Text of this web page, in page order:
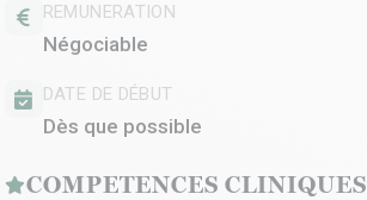
REMUNERATION
Négociable
DATE DE DÉBUT
Dès que possible
COMPETENCES CLINIQUES